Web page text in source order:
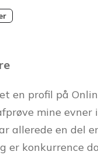
en profil på
mine evner
allerede en del
er konkurrence